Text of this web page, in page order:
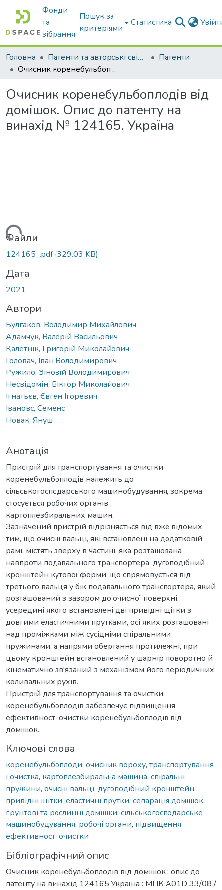
Фонди
та
зібрання
Пошук за
критеріями
Статистика
Головна Патенти та авторські свідоцтва
Патенти
Очисник коренебульбоплодів від домішок. Опис до патенту на винахід № 124165. Україна
Очисник коренебульбоплодів від
домішок. Опис до патенту на
винахід № 124165. Україна
Файли
124165_.pdf(329.03 KB)
Дата
2021
Автори
Булгаков, Володимир Михайлович
Адамчук, Валерій Васильович
Калетнік, Григорій Миколайович
Головач, Іван Володимирович
Ружило, Зіновій Володимирович
Несвідомін, Віктор Миколайович
Ігнатьєв, Євген Ігоревич
Івановс, Семенс
Новак, Януш
Анотація
Пристрій для транспортування та очистки
коренебульбоплодів належить до
сільськогосподарського машинобудування, зокрема
стосується робочих органів
картоплезбиральних машин.
Зазначений пристрій відрізняється від вже відомих
тим, що очисні вальці, які встановлені на додатковій
рамі, містять зверху в частині, яка розташована
навпроти подавального транспортера, дугоподібний
кронштейн кутової форми, що спрямовується від
третього вальця у бік подавального транспортера, який
розташований з зазором до очисної поверхні,
усередині якого встановлені дві привідні щітки з
довгими еластичними прутками, осі яких розташовані
над проміжками між сусідніми спіральними
пружинами, а напрями обертання протилежні, при
цьому кронштейн встановлений у шарнір поворотно й
кінематично зв'язаний з механізмом його періодичних
коливальних рухів.
Пристрій для транспортування та очистки
коренебульбоплодів забезпечує підвищення
ефективності очистки коренебульбоплодів від
домішок.
Ключові слова
коренебульбоплоди, очисник вороху, транспортування
і очистка, картоплезбиральна машина, спіральні
пружини, очисні вальці, дугоподібний кронштейн,
привідні щітки, еластичні прутки, сепарація домішок,
ґрунтові та рослинні домішки, сільськогосподарське
машинобудування, робочі органи, підвищення
ефективності очистки
Бібліографічний опис
Очисник коренебульбоплодів від домішок : опис до
патенту на винахід 124165 Україна : МПК A01D 33/08 /